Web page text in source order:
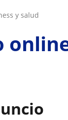
y salud